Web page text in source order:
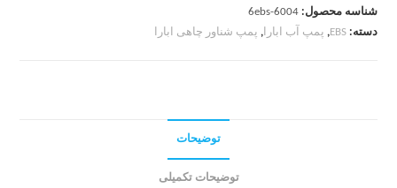
شناسه محصول:6ebs-6004
دسته:EBS
, پمپ آب ابارا, پمپ شناور چاهی ابارا
توضیحات
توضیحات تکمیلی